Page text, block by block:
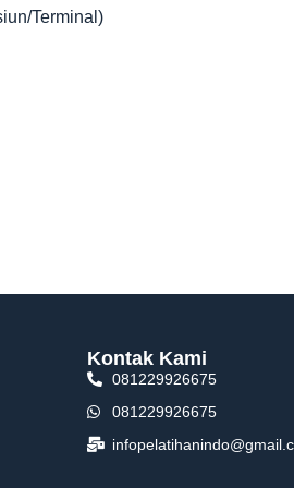
Terminal)
Kontak Kami
081229926675
081229926675